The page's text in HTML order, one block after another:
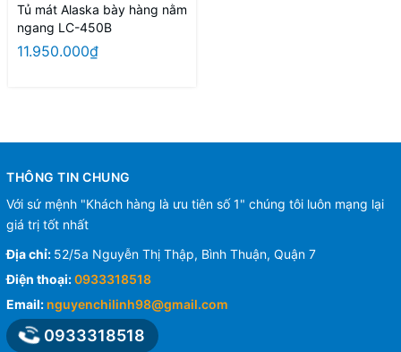
Tủ mát Alaska bày hàng nằm
ngang LC-450B
11.950.000₫
THÔNG TIN CHUNG
Với sứ mệnh "Khách hàng là ưu tiên số 1" chúng tôi luôn mạng lại
giá trị tốt nhất
Địa chỉ: 52/5a Nguyễn Thị Thập, Bình Thuận, Quận 7
Điện thoại:0933318518
Email: nguyenchilinh98@gmail.com
0933318518